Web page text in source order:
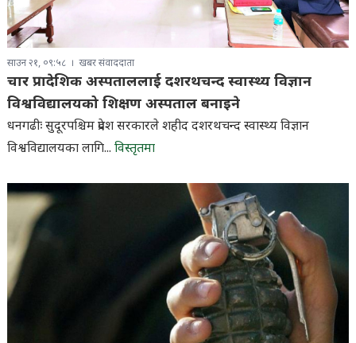
साउन २१, ०९:५८ खबर संवाददाता
चार प्रादेशिक अस्पताललाई दशरथचन्द स्वास्थ्य विज्ञान
विश्वविद्यालयको शिक्षण अस्पताल बनाइने
धनगढीः सुदूरपश्चिम प्रदेश सरकारले शहीद दशरथचन्द स्वास्थ्य विज्ञान
विश्वविद्यालयका लागि... विस्तृतमा